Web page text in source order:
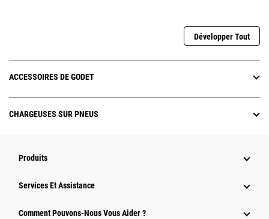
Développer Tout
ACCESSOIRES DE GODET
CHARGEUSES SUR PNEUS
Produits
Services Et Assistance
Comment Pouvons-Nous Vous Aider ?